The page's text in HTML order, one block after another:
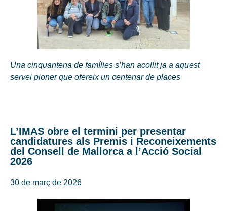
Una cinquantena de famílies s’han acollit ja a aquest
servei pioner que ofereix un centenar de places
L’IMAS obre el termini per presentar
candidatures als Premis i Reconeixements
del Consell de Mallorca a l’Acció Social
2026
30 de març de 2026